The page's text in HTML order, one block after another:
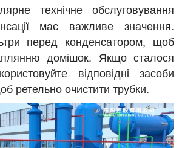
технічне обслуговування
має важливе значення.
перед конденсатором, щоб
домішок. Якщо сталося
відповідні засоби
ретельно очистити трубки.